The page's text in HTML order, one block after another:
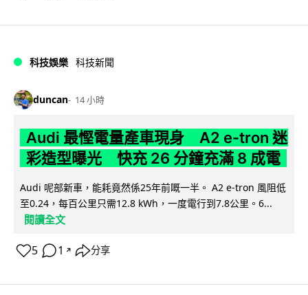
科技娛樂 科技新聞
duncan 14 小時
Audi 最慳電量產車現身 A2 e-tron 迷
彩造型曝光 快充 26 分鐘充滿 8 成電
Audi 呢部新車，能耗竟然係25年前嘅一半。 A2 e-tron 風阻低
至0.24，每百公里只需12.8 kWh，一度電行到7.8公里。6...
閱讀全文
5 1 ↗ 分享